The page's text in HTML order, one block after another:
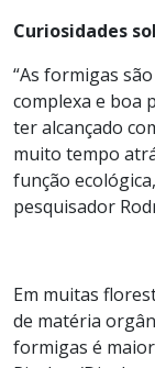
Curiosidades
“As formigas
complexa e boa
ter alcançado
muito tempo
função
pesquisador
Em muitas
de matéria
formigas é